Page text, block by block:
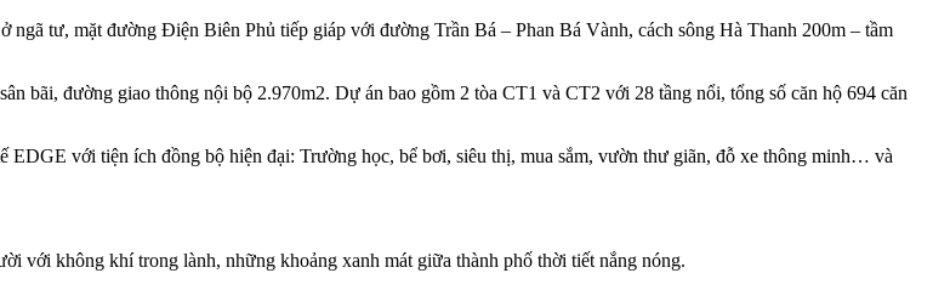
tư, mặt đường Điện Biên Phủ tiếp giáp với đường Trần Bá – Phan Bá Vành, cách sông Hà Thanh 200m – tầm
bãi, đường giao thông nội bộ 2.970m2. Dự án bao gồm 2 tòa CT1 và CT2 với 28 tầng nổi, tổng số căn hộ 694 căn
với tiện ích đồng bộ hiện đại: Trường học, bể bơi, siêu thị, mua sắm, vườn thư giãn, đỗ xe thông minh… và
với không khí trong lành, những khoảng xanh mát giữa thành phố thời tiết nắng nóng.